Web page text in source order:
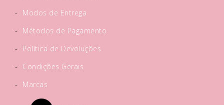
-
Modos de Entrega
-
Métodos de Pagamento
-
Política de Devoluções
-
Condições Gerais
-
Marcas